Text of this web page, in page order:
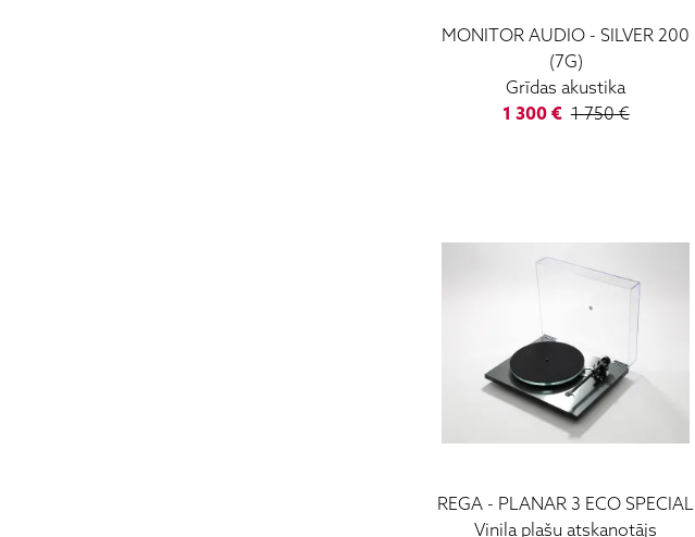
MONITOR AUDIO - SILVER 200
(7G)
Grīdas akustika
1 300€ 1 750€
REGA - PLANAR 3 ECO SPECIAL
Vinila plašu atskaņotājs